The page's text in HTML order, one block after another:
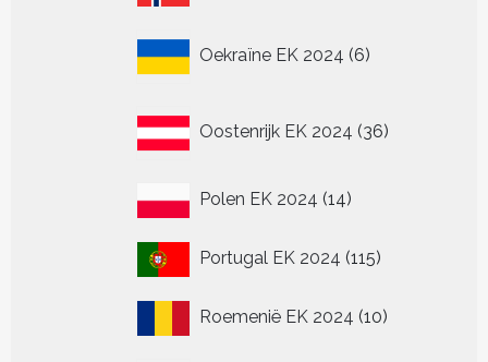
Oekraïne EK 2024 6
producten
Oostenrijk EK 2024 36
producten
Polen EK 2024 1414
Portugal EK 2024 115115
Roemenië EK 2024 1010